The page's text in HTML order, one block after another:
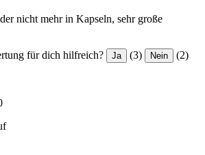
nicht mehr in Kapseln, sehr große
für dich hilfreich? Ja (3) Nein (2)